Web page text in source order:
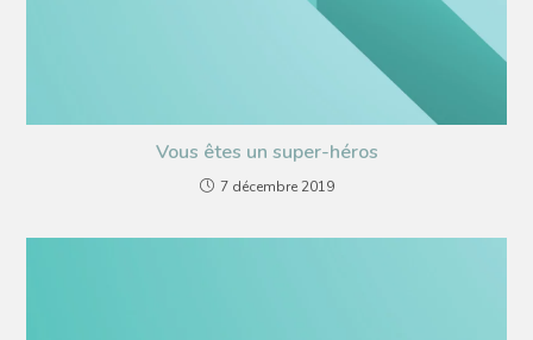
Vous êtes un super-héros
7 décembre 2019